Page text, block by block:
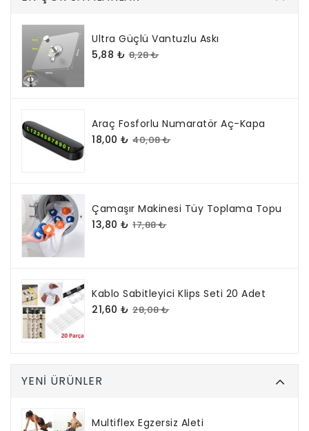
Ultra Güçlü Vantuzlu Askı
5,88 ₺ 8,28 ₺
Araç Fosforlu Numaratör Aç-Kapa
18,00 ₺ 40,08 ₺
Çamaşır Makinesi Tüy Toplama Topu
13,80 ₺ 17,88 ₺
Kablo Sabitleyici Klips Seti 20 Adet
21,60 ₺ 28,08 ₺
YENI ÜRÜNLER
Multiflex Egzersiz Aleti